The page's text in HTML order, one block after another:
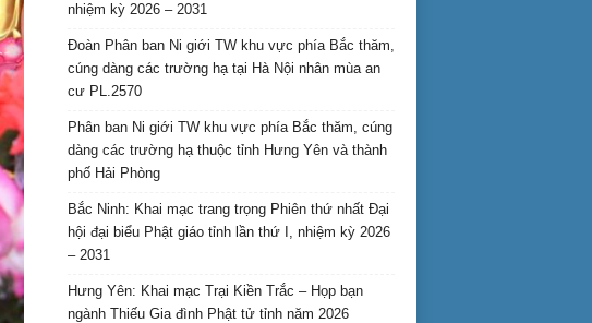
nhiệm kỳ 2026 – 2031
Đoàn Phân ban Ni giới TW khu vực phía Bắc thăm,
cúng dàng các trường hạ tại Hà Nội nhân mùa an
cư PL.2570
Phân ban Ni giới TW khu vực phía Bắc thăm, cúng
dàng các trường hạ thuộc tỉnh Hưng Yên và thành
phố Hải Phòng
Bắc Ninh: Khai mạc trang trọng Phiên thứ nhất Đại
hội đại biểu Phật giáo tỉnh lần thứ I, nhiệm kỳ 2026
– 2031
Hưng Yên: Khai mạc Trại Kiền Trắc – Họp bạn
ngành Thiếu Gia đình Phật tử tỉnh năm 2026